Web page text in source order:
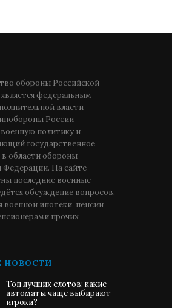
обороны Российской
федеральным
власти
России
военную политику и
государственное
в области обороны
Федерации. На сайте
последние военные
обсуждение вопросов,
военной ипотеки, пенсии
прочих
НОВОСТИ
Топ лучших слотов: какие
автоматы чаще выбирают
игроки?